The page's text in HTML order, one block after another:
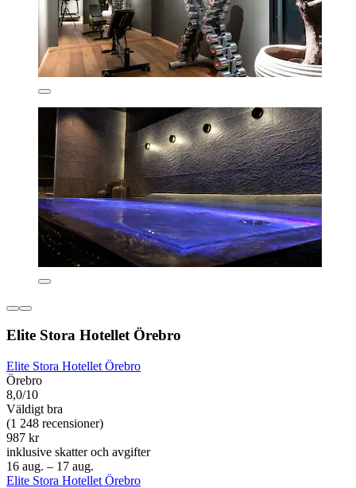
Elite Stora Hotellet Örebro
Elite Stora Hotellet Örebro
Örebro
8,0/10
Väldigt bra
(1 248 recensioner)
987 kr
inklusive skatter och avgifter
16 aug. – 17 aug.
Elite Stora Hotellet Örebro